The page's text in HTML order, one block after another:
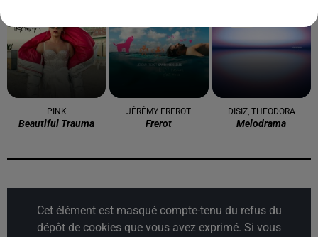
PINK
Beautiful Trauma
JÉRÉMY FREROT
Frerot
DISIZ, THEODORA
Melodrama
Cet élément est masqué compte-tenu du refus du
dépôt de cookies que vous avez exprimé. Si vous